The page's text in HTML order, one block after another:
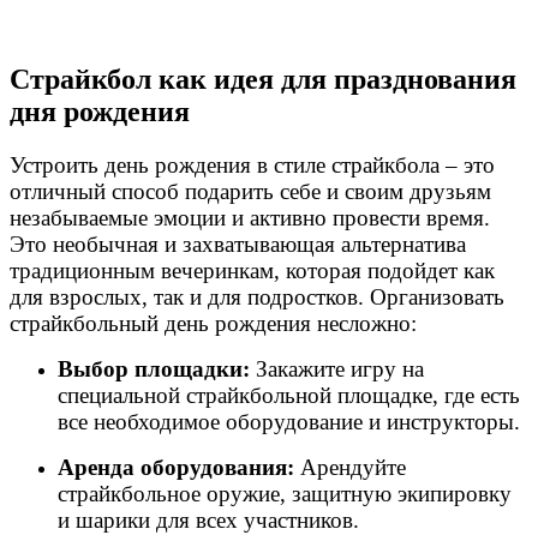
Страйкбол как идея для празднования
дня рождения
Устроить день рождения в стиле страйкбола – это
отличный способ подарить себе и своим друзьям
незабываемые эмоции и активно провести время.
Это необычная и захватывающая альтернатива
традиционным вечеринкам, которая подойдет как
для взрослых, так и для подростков. Организовать
страйкбольный день рождения несложно:
Выбор площадки: Закажите игру на
специальной страйкбольной площадке, где есть
все необходимое оборудование и инструкторы.
Аренда оборудования: Арендуйте
страйкбольное оружие, защитную экипировку
и шарики для всех участников.